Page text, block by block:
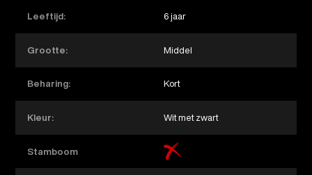
Leeftijd: 6 jaar
Grootte: Middel
Beharing: Kort
Kleur: Wit met zwart
Stamboom